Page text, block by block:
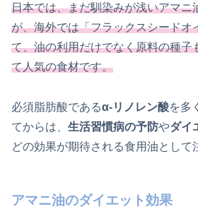
日本では、まだ馴染みが浅いアマニ
が、海外では「フラックスシードオ
て、油の利用だけでなく原料の種子
て人気の食材です。
必須脂肪酸であるα-リノレン酸を多
てからは、 生活習慣病の予防やダイ
どの効果が期待される食用油として
アマニ油のダイエット効果